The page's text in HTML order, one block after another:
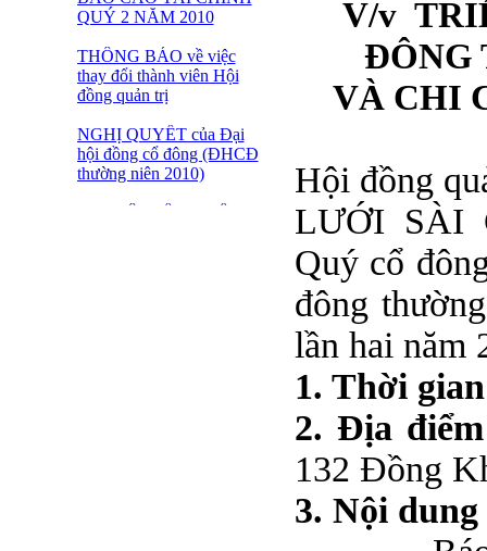
QUÝ 2 NĂM 2010
THÔNG BÁO về việc
thay đổi thành viên Hội
đồng quản trị
NGHỊ QUYẾT của Đại
hội đồng cổ đông (ĐHCĐ
thường niên 2010)
V/v
ĐÔNG
VÀ CHI
Hội đồng
LƯỚI SÀI
Quý cổ
đông
lần hai năm
1. Thời
2. Địa điểm
132 Đồng
3. Nội